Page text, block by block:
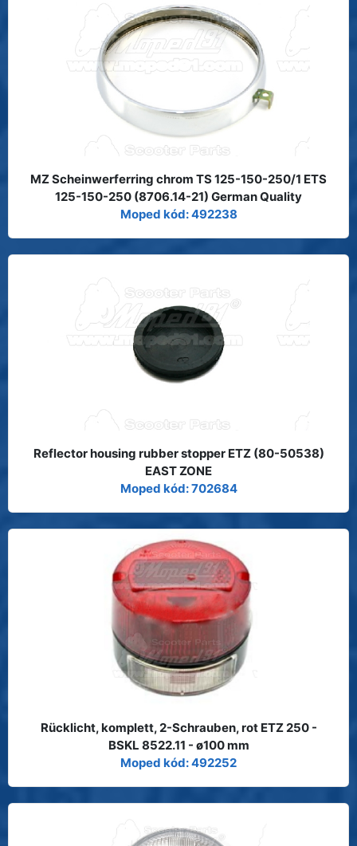
MZ Scheinwerferring chrom TS 125-150-250/1 ETS
125-150-250 (8706.14-21) German Quality
Moped kód: 492238
Reflector housing rubber stopper ETZ (80-50538)
EAST ZONE
Moped kód: 702684
Rücklicht, komplett, 2-Schrauben, rot ETZ 250 -
BSKL 8522.11 - ø100 mm
Moped kód: 492252